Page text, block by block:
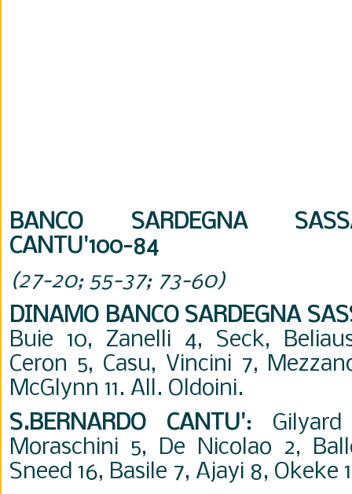
BANCO SARDEGNA
CANTU'100-84
(27-20; 55-37; 73-60)
DINAMO BANCO SARDEGNA
Buie 10, Zanelli 4, Seck,
Ceron 5, Casu, Vincini 7,
McGlynn 11. All. Oldoini.
S.BERNARDO CANTU': Gilyard
Moraschini 5, De Nicolao 2,
Sneed 16, Basile 7, Ajayi 8, Okeke